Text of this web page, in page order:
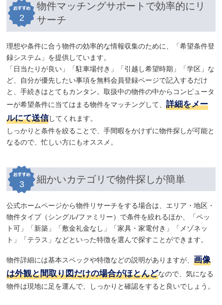
2
物件マッチングサポートで効率的にリ
サーチ
理想や条件に合う物件の効率的な情報収集のために、「希望条件登
録システム」を提供しています。
「日当たりが良い」「駐車場付き」「引越し希望時期」「学区」な
ど、自分が優先したい事項を無料会員登録ページで記入するだけ
と、手続きはとてもカンタン。取扱中の物件の中からコンピュータ
ーが希望条件に当てはまる物件をマッチングして、詳細をメー
ルにて送信してくれます。
しっかりと条件を絞ることで、手間暇をかけずに物件探しが可能と
なるので、忙しい方にもオススメ。
3 細かいカテゴリで物件探しが簡単
公式ホームページから物件リサーチをする場合は、エリア・地区・
物件タイプ（シングル/ファミリー）で条件を絞れるほか、「ペッ
ト可」「新築」「敷金礼金なし」「家具・家電付き」「メゾネッ
ト」「テラス」などといった特徴を選んで探すことができます。
物件詳細には基本スペックや特徴などの説明がありますが、画像
は外観と間取り図だけの場合がほとんどなので、気になる
物件は現地に足を運んで、しっかりと確認をすると良いでしょう。